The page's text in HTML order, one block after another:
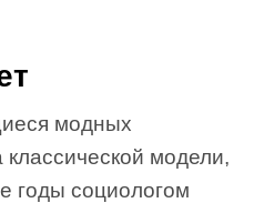
модных
классической модели,
годы социологом